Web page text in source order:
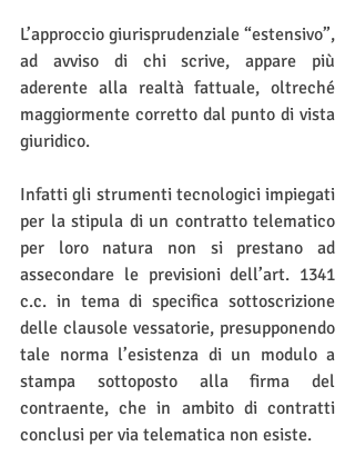
L’approccio giurisprudenziale “estensivo”,
ad avviso di chi scrive, appare più
aderente alla realtà fattuale, oltreché
maggiormente corretto dal punto di vista
giuridico.
Infatti gli strumenti tecnologici impiegati
per la stipula di un contratto telematico
per loro natura non si prestano ad
assecondare le previsioni dell’art. 1341
c.c. in tema di specifica sottoscrizione
delle clausole vessatorie, presupponendo
tale norma l’esistenza di un modulo a
stampa sottoposto alla firma del
contraente, che in ambito di contratti
conclusi per via telematica non esiste.